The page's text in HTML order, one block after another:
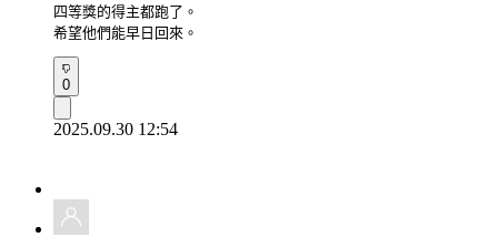
四等獎的得主都跑了。
希望他們能早日回來。
0
2025.09.30 12:54